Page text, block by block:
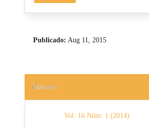
Publicado: Aug 11, 2015
Número
Vol. 16 Núm. 1 (2014)